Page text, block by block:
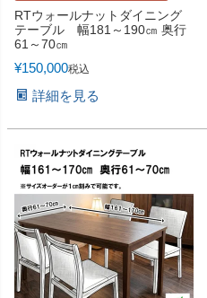
RTウォールナットダイニング
テーブル 幅181～190㎝ 奥行
61～70㎝
¥150,000税込
詳細を見る